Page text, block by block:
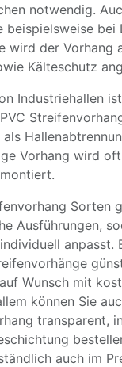
notwendig.
beispielsweise bei
wird der Vorhang
Kälteschutz
Industriehallen
Vorhang wird
Sorten
Ausführungen,
anpasst.
Wunsch mit
können Sie
transparent,
auch im